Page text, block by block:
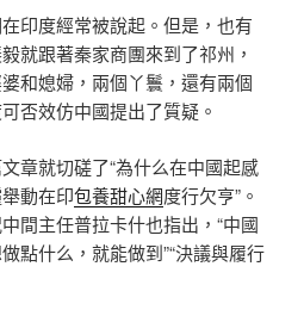
印度經常被說起。但是，也有
就跟著秦家商團來到了祁州，
和媳婦，兩個丫鬟，還有兩個
否效仿中國提出了質疑。
章就切磋了“為什么在中國起感
動在印包養甜心網度行欠亨”。
間主任普拉卡什也指出，“中國
點什么，就能做到”“決議與履行